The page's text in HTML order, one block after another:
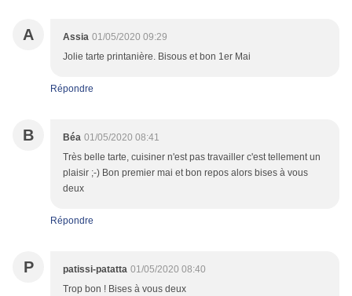
A Assia 01/05/2020 09:29
Jolie tarte printanière. Bisous et bon 1er Mai
Répondre
B Béa 01/05/2020 08:41
Très belle tarte, cuisiner n'est pas travailler c'est tellement un
plaisir ;-) Bon premier mai et bon repos alors bises à vous
deux
Répondre
P patissi-patatta 01/05/2020 08:40
Trop bon ! Bises à vous deux